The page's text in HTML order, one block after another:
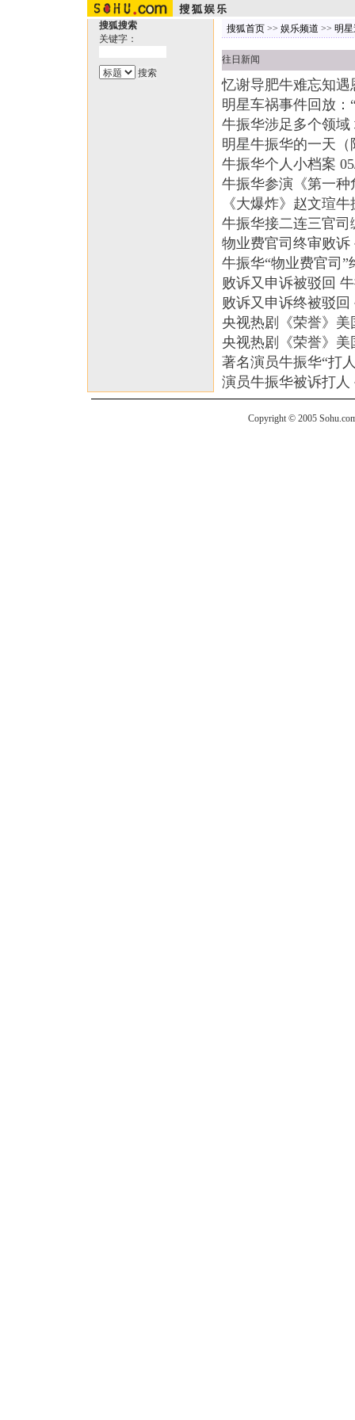
搜狐搜索
关键字：
搜狐首页 >> 娱乐频道 >> 明
往日新闻
忆谢导肥牛难忘知遇
明星车祸事件回放：
牛振华涉足多个领
明星牛振华的一天（
牛振华个人小档案
牛振华参演《第一种
《大爆炸》赵文瑄
牛振华接二连三官
物业费官司终审败
牛振华“物业费官司”
败诉又申诉被驳回
败诉又申诉终被驳
央视热剧《荣誉》
央视热剧《荣誉》
著名演员牛振华“打
演员牛振华被诉打
Copyright © 2005